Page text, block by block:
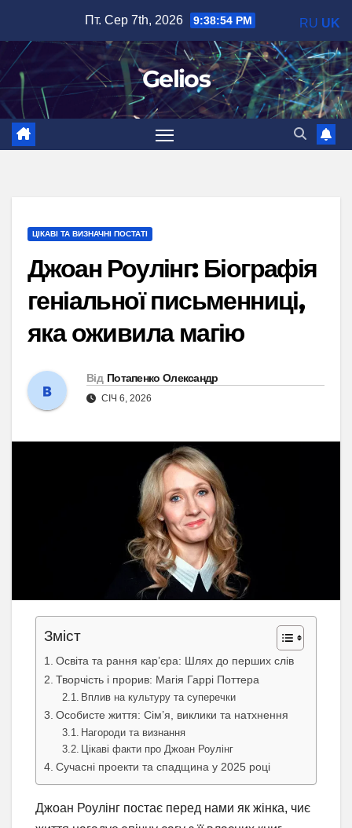
вмісту
Пт. Сер 7th, 2026 9:38:55 PM
Gelios
ЦІКАВІ ТА ВИЗНАЧНІ ПОСТАТІ
Джоан Роулінг: Біографія
геніальної письменниці,
яка оживила магію
Від Потапенко Олександр
СІЧ 6, 2026
Зміст
Освіта та рання кар’єра: Шлях до перших слів
Творчість і прорив: Магія Гаррі Поттера
Вплив на культуру та суперечки
Особисте життя: Сім’я, виклики та натхнення
Нагороди та визнання
Цікаві факти про Джоан Роулінг
Сучасні проекти та спадщина у 2025 році
Джоан Роулінг постає перед нами як жінка, чиє
RU UK